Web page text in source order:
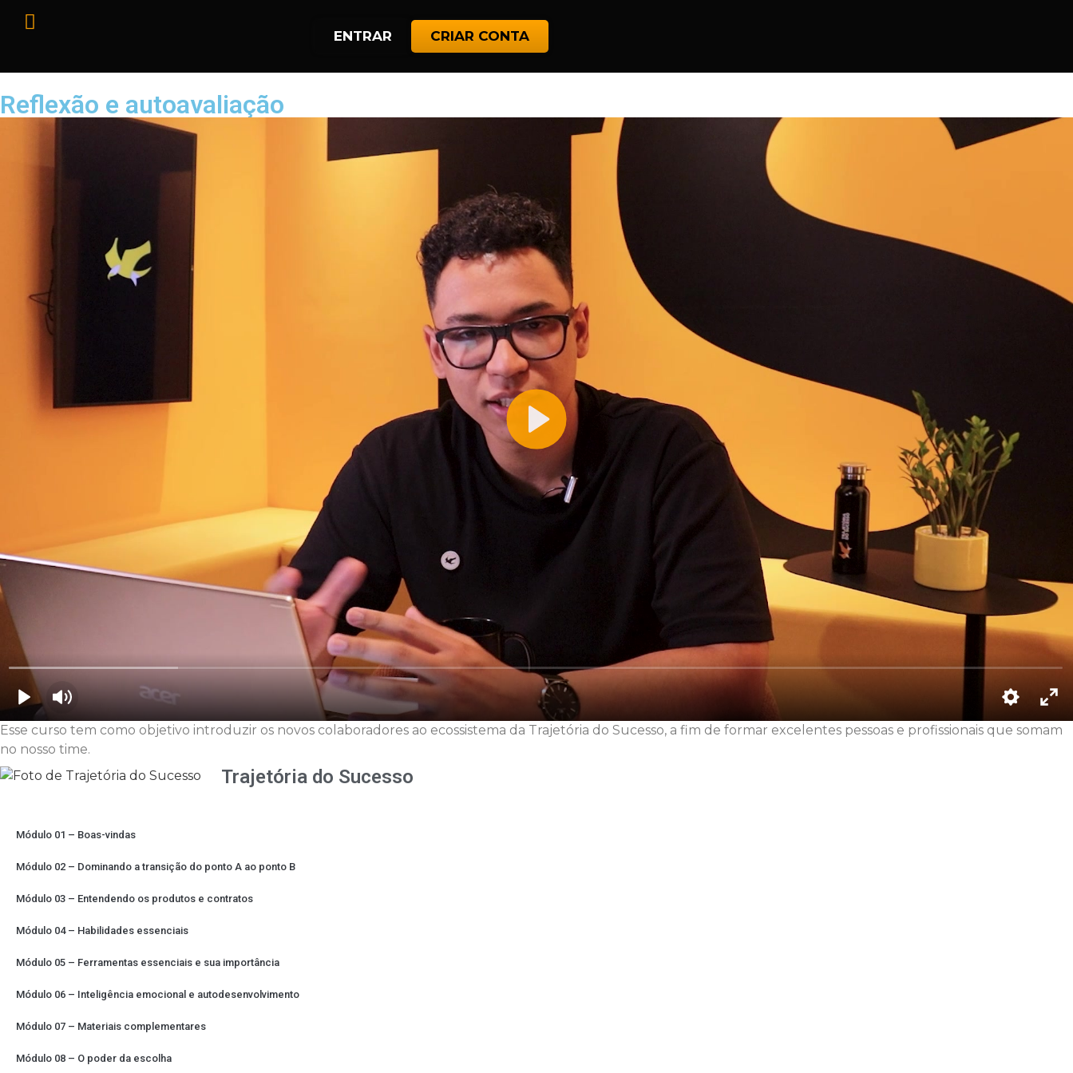
ENTRAR CRIAR CONTA
Reflexão e autoavaliação
Esse curso tem como objetivo introduzir os novos colaboradores ao ecossistema da Trajetória do Sucesso, a fim de formar excelentes pessoas e profissionais que somam
no nosso time.
Trajetória do Sucesso
Módulo 01 – Boas-vindas
Módulo 02 – Dominando a transição do ponto A ao ponto B
Módulo 03 – Entendendo os produtos e contratos
Módulo 04 – Habilidades essenciais
Módulo 05 – Ferramentas essenciais e sua importância
Módulo 06 – Inteligência emocional e autodesenvolvimento
Módulo 07 – Materiais complementares
Módulo 08 – O poder da escolha